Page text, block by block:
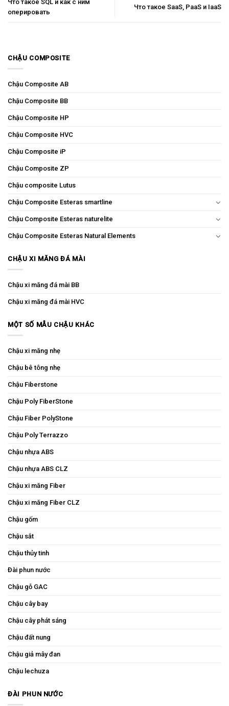
Что такое SQL и как с ним
оперировать
Что такое SaaS, PaaS и IaaS
CHẬU COMPOSITE
Chậu Composite AB
Chậu Composite BB
Chậu Composite HP
Chậu Composite HVC
Chậu Composite iP
Chậu Composite ZP
Chậu composite Lutus
Chậu Composite Esteras smartline
Chậu Composite Esteras naturelite
Chậu Composite Esteras Natural Elements
CHẬU XI MĂNG ĐÁ MÀI
Chậu xi măng đá mài BB
Chậu xi măng đá mài HVC
MỘT SỐ MẪU CHẬU KHÁC
Chậu xi măng nhẹ
Chậu bê tông nhẹ
Chậu Fiberstone
Chậu Poly FiberStone
Chậu Fiber PolyStone
Chậu Poly Terrazzo
Chậu nhựa ABS
Chậu nhựa ABS CLZ
Chậu xi măng Fiber
Chậu xi măng Fiber CLZ
Chậu gốm
Chậu sắt
Chậu thủy tinh
Đài phun nước
Chậu gỗ GAC
Chậu cây bay
Chậu cây phát sáng
Chậu đất nung
Chậu giả mây đan
Chậu lechuza
ĐÀI PHUN NƯỚC